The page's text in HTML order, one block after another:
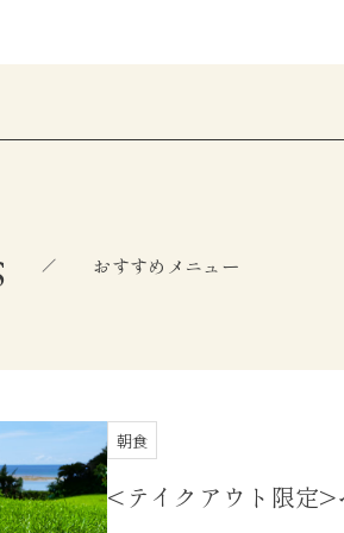
おすすめメニュー
朝食
<テイクアウト限定>